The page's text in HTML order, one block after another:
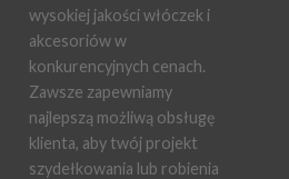
wysokiej jakości włóczek i
akcesoriów w
konkurencyjnych cenach.
Zawsze zapewniamy
najlepszą możliwą obsługę
klienta, aby twój projekt
szydełkowania lub robienia